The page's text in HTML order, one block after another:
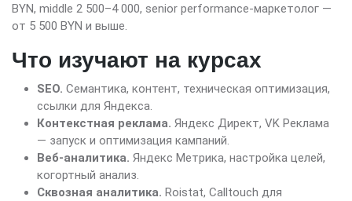
BYN, middle 2 500–4 000, senior performance-маркетолог —
от 5 500 BYN и выше.
Что изучают на курсах
SEO. Семантика, контент, техническая оптимизация,
ссылки для Яндекса.
Контекстная реклама. Яндекс Директ, VK Реклама
— запуск и оптимизация кампаний.
Веб-аналитика. Яндекс Метрика, настройка целей,
когортный анализ.
Сквозная аналитика. Roistat, Calltouch для